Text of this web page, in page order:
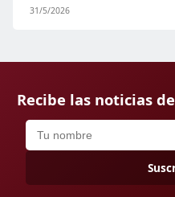
31/5/2026
Recibe las noticias